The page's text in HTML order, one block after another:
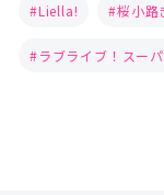
Liella! 桜小路
ラブライブ！スー